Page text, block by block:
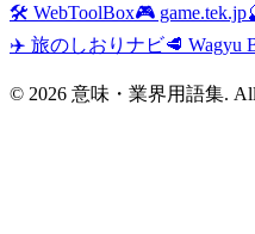
🛠️ WebToolBox🎮 game.tek.jp
✈️ 旅のしおりナビ🥩 Wagyu
© 2026 意味・業界用語集. All